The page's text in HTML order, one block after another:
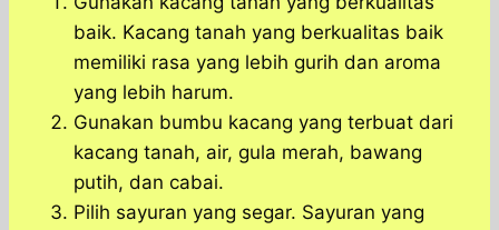
baik. Kacang tanah yang berkualitas baik
memiliki rasa yang lebih gurih dan aroma
yang lebih harum.
Gunakan bumbu kacang yang terbuat dari
kacang tanah, air, gula merah, bawang
putih, dan cabai.
Pilih sayuran yang segar. Sayuran yang